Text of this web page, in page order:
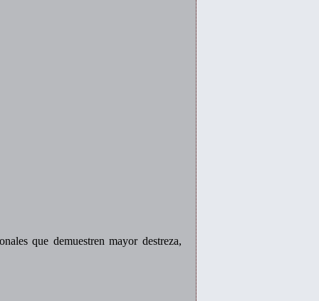
que demuestren mayor destreza,